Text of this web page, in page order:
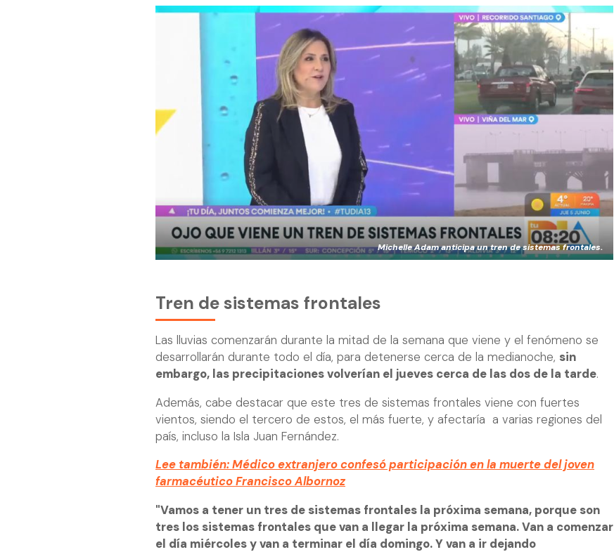
Michelle Adam anticipa un tren de sistemas frontales.
Tren de sistemas frontales
Las lluvias comenzarán durante la mitad de la semana que viene y el fenómeno se
desarrollarán durante todo el día, para detenerse cerca de la medianoche, sin
embargo, las precipitaciones volverían el jueves cerca de las dos de la tarde.
Además, cabe destacar que este tres de sistemas frontales viene con fuertes
vientos, siendo el tercero de estos, el más fuerte, y afectaría a varias regiones del
país, incluso la Isla Juan Fernández.
Lee también: Médico extranjero confesó participación en la muerte del joven
farmacéutico Francisco Albornoz
"Vamos a tener un tres de sistemas frontales la próxima semana, porque son
tres los sistemas frontales que van a llegar la próxima semana. Van a comenzar
el día miércoles y van a terminar el día domingo. Y van a ir dejando